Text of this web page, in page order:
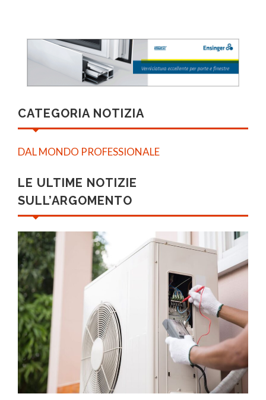
CATEGORIA NOTIZIA
DAL MONDO PROFESSIONALE
LE ULTIME NOTIZIE
SULL’ARGOMENTO